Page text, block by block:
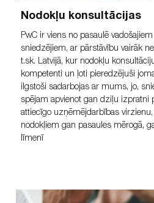
Nodokļu konsultācijas
PwC ir viens no pasaulē
sniedzējiem, ar pārstāvību vairāk
t.sk. Latvijā, kur nodokļu
kompetenti un ļoti pieredzējuši
ilgstoši sadarbojas ar mums, jo,
spējam apvienot gan dziļu izpratni
attiecīgo uzņēmējdarbības
nodokļiem gan pasaules mērogā,
līmenī